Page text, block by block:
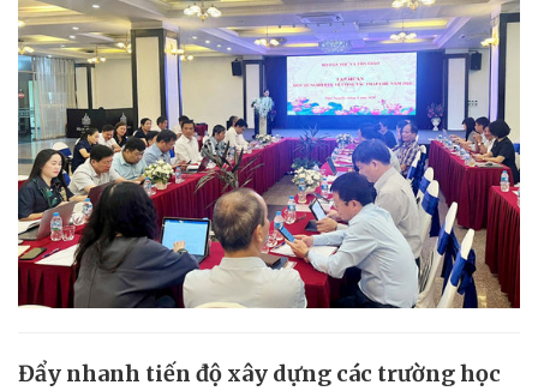
Đẩy nhanh tiến độ xây dựng các trường học